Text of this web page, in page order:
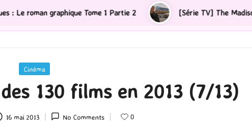
Tome 1 Partie 2 [Série TV] The Madison : J’ai adoré !
Posted
Cinéma
130 films en 2013 (7/13)
16 mai 2013 No Comments 0